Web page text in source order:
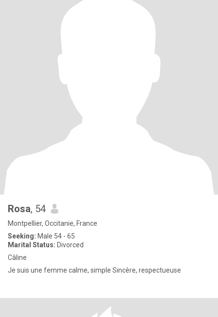
Rosa, 54
Montpellier, Occitanie, France
Seeking: Male 54 - 65
Marital Status: Divorced
Câline
Je suis une femme calme, simple Sincère, respectueuse